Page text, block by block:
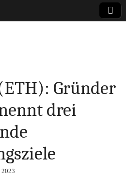
, Vertrieb-
Tipps
Gründer
drei
2023